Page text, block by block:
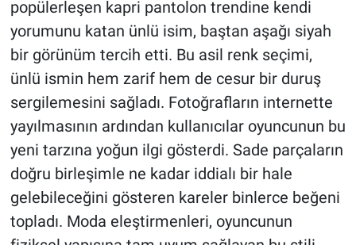
popülerleşen kapri pantolon trendine kendi
yorumunu katan ünlü isim, baştan aşağı siyah
bir görünüm tercih etti. Bu asil renk seçimi,
ünlü ismin hem zarif hem de cesur bir duruş
sergilemesini sağladı. Fotoğrafların internette
yayılmasının ardından kullanıcılar oyuncunun bu
yeni tarzına yoğun ilgi gösterdi. Sade parçaların
doğru birleşimle ne kadar iddialı bir hale
gelebileceğini gösteren kareler binlerce beğeni
topladı. Moda eleştirmenleri, oyuncunun